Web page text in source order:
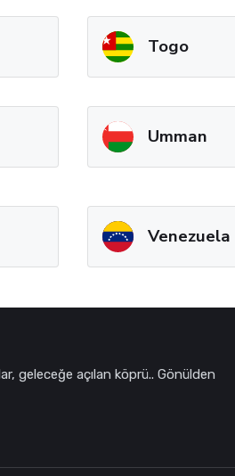
Togo
Umman
Venezuela
geleceğe açılan köprü.. Gönülden